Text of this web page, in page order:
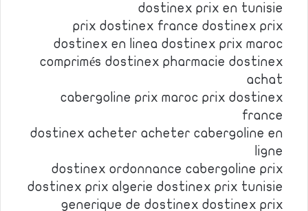
dostinex prix en tunisie
prix dostinex france dostinex prix
dostinex en linea dostinex prix maroc
comprimés dostinex pharmacie dostinex
achat
cabergoline prix maroc prix dostinex
france
dostinex acheter acheter cabergoline en
ligne
dostinex ordonnance cabergoline prix
dostinex prix algerie dostinex prix tunisie
generique de dostinex dostinex prix